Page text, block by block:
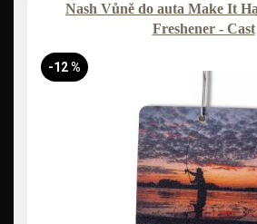
Nash Vůně do auta Make It
Freshener - Cast
-12 %